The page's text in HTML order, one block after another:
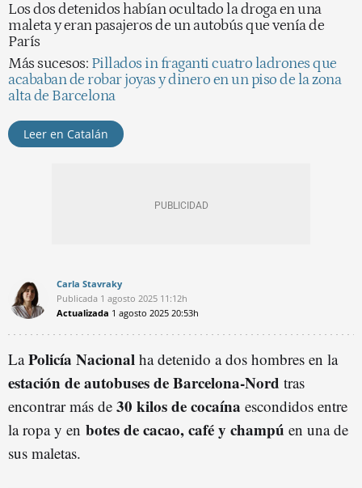
Los dos detenidos habían ocultado la droga en una
maleta y eran pasajeros de un autobús que venía de
París
Más sucesos: Pillados in fraganti cuatro ladrones que
acababan de robar joyas y dinero en un piso de la zona
alta de Barcelona
Leer en Catalán
Carla Stavraky
Publicada 1 agosto 2025 11:12h
Actualizada 1 agosto 2025 20:53h
LaPolicía Nacional ha detenido a dos hombres en la
estación de autobuses de Barcelona-Nord tras
encontrar más de 30 kilos de cocaína escondidos entre
la ropa y en botes de cacao, café y champú en una de
sus maletas.